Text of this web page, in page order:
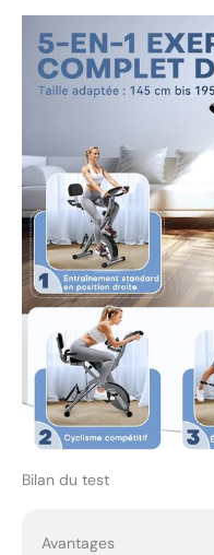
Bilan du test
Avantages